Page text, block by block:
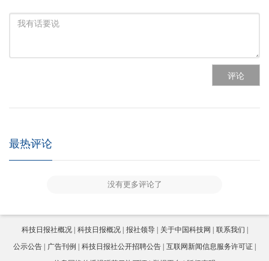
评论
最热评论
没有更多评论了
科技日报社概况 科技日报概况 报社领导 关于中国科技网
联系我们
公示公告
广告刊例 科技日报社公开招聘公告
互联网新闻信息服务许可证